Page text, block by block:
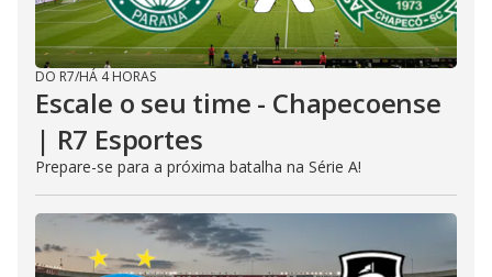
DO R7/HÁ 4 HORAS
Escale o seu time - Chapecoense
| R7 Esportes
Prepare-se para a próxima batalha na Série A!